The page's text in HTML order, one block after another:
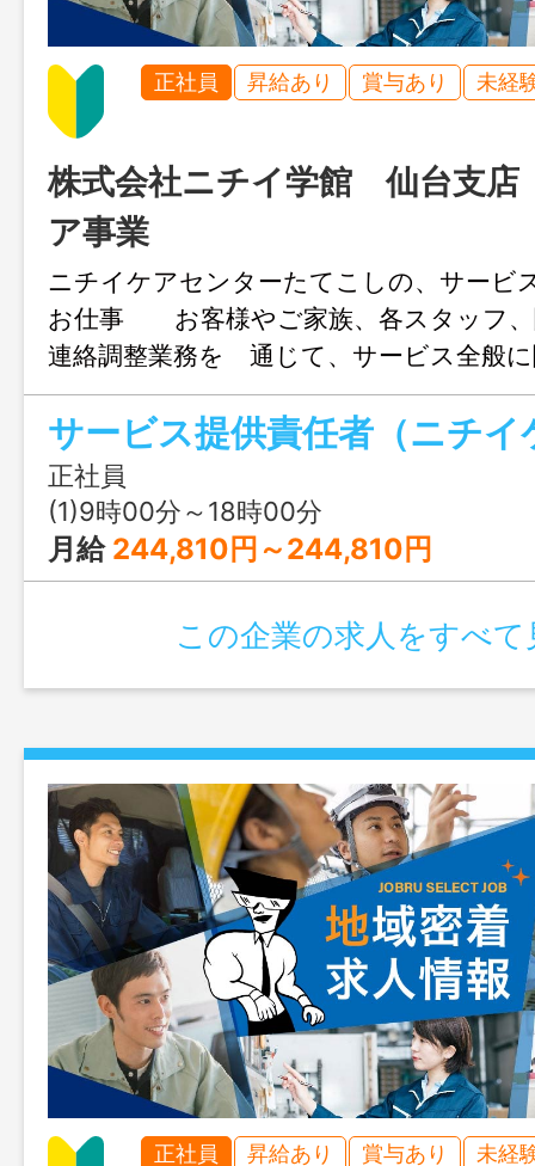
正社員 昇給あり 賞与あり 未経
株式会社ニチイ学館 仙台支
ア事業
ニチイケアセンターたてこしの、サービ
お仕事 お客様やご家族、各スタッフ、
連絡調整業務を 通じて、サービス全般
ネートを行います。 《仕事例》 指定訪
し込みに関わる調整 訪問介護計画書の作
意、交付 スタッフの業績実施状況の把
等 お仕事の相談も伺っております 変更
し
正社員
(1)9時00分～18時00分
月給 244,810円～244,810円
この企業の求人をすべて
正社員 昇給あり 賞与あり 未経